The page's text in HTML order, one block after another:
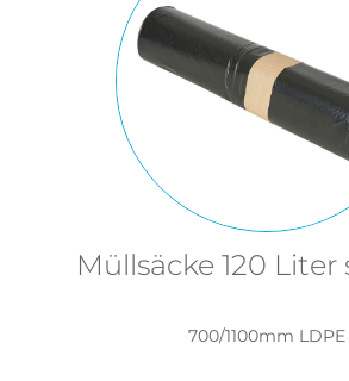
Müllsäcke 120 Liter
700/1100mm LDPE